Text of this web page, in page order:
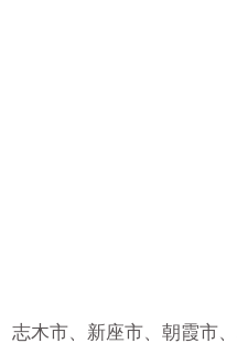
木市、新座市、朝霞市